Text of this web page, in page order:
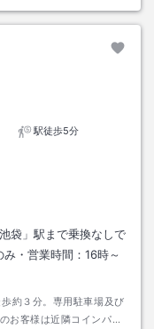
駅徒歩5分
袋」駅まで乗換なしで
・営業時間：16時～
約３分。専用駐車場及び
お客様は近隣コインパー